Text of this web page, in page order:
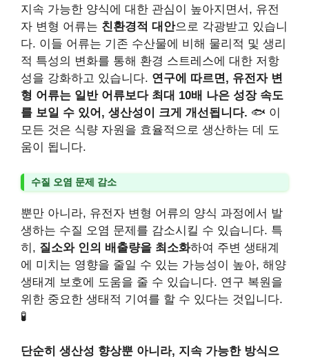
지속 가능한 양식에 대한 관심이 높아지면서, 유전
자 변형 어류는 친환경적 대안으로 각광받고 있습니
다. 이들 어류는 기존 수산물에 비해 물리적 및 생리
적 특성의 변화를 통해 환경 스트레스에 대한 저항
성을 강화하고 있습니다. 연구에 따르면, 유전자 변
형 어류는 일반 어류보다 최대 10배 나은 성장 속도
를 보일 수 있어, 생산성이 크게 개선됩니다. 🐟 이
모든 것은 식량 자원을 효율적으로 생산하는 데 도
움이 됩니다.
수질 오염 문제 감소
뿐만 아니라, 유전자 변형 어류의 양식 과정에서 발
생하는 수질 오염 문제를 감소시킬 수 있습니다. 특
히, 질소와 인의 배출량을 최소화하여 주변 생태계
에 미치는 영향을 줄일 수 있는 가능성이 높아, 해양
생태계 보호에 도움을 줄 수 있습니다. 연구 복원을
위한 중요한 생태적 기여를 할 수 있다는 것입니다.
🧪
단순히 생산성 향상뿐 아니라, 지속 가능한 방식으